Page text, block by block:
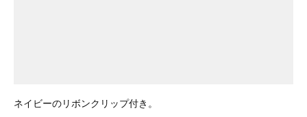
ネイビーのリボンクリップ付き。